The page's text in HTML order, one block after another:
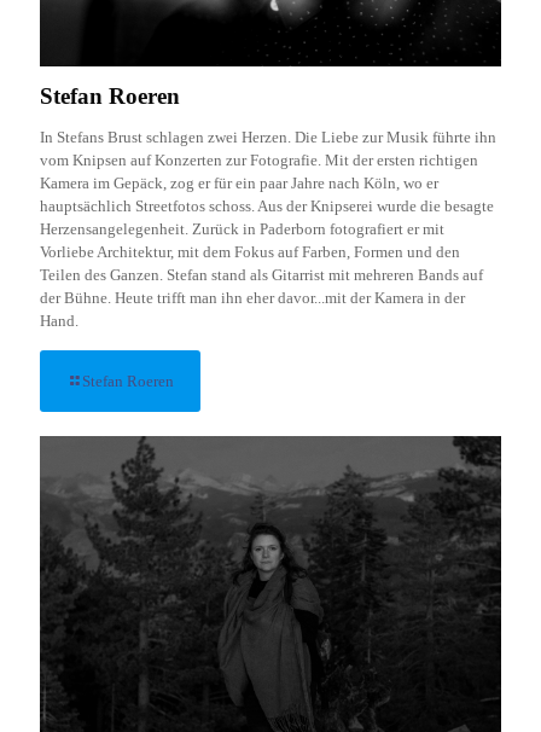
Stefan Roeren
In Stefans Brust schlagen zwei Herzen. Die Liebe zur Musik führte ihn
vom Knipsen auf Konzerten zur Fotografie. Mit der ersten richtigen
Kamera im Gepäck, zog er für ein paar Jahre nach Köln, wo er
hauptsächlich Streetfotos schoss. Aus der Knipserei wurde die besagte
Herzensangelegenheit. Zurück in Paderborn fotografiert er mit
Vorliebe Architektur, mit dem Fokus auf Farben, Formen und den
Teilen des Ganzen. Stefan stand als Gitarrist mit mehreren Bands auf
der Bühne. Heute trifft man ihn eher davor...mit der Kamera in der
Hand.
Stefan Roeren